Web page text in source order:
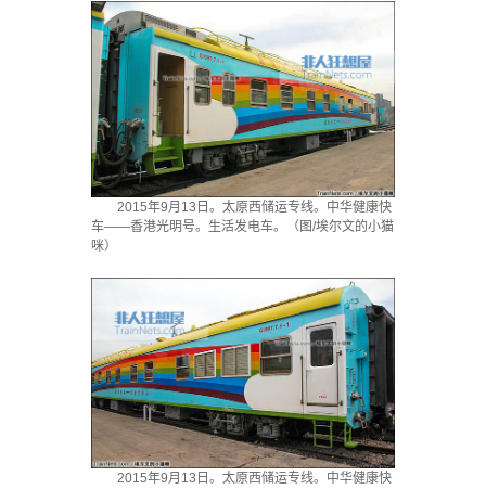
2015年9月13日。太原西储运专线。中华健康快
车——香港光明号。生活发电车。（图/埃尔文的小猫
咪）
2015年9月13日。太原西储运专线。中华健康快